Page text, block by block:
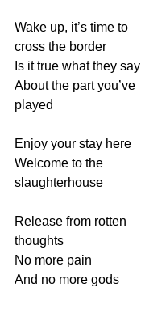
Wake up, it’s time to
cross the border
Is it true what they say
About the part you’ve
played
Enjoy your stay here
Welcome to the
slaughterhouse
Release from rotten
thoughts
No more pain
And no more gods